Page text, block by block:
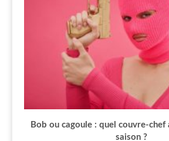
Bob ou cagoule : quel couvre-
saison ?